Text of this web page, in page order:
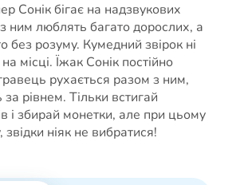
Сонік бігає на надзвукових
ним люблять багато дорослих, а
без розуму. Кумедний звірок ні
місці. Їжак Сонік постійно
рухається разом з ним,
рівнем. Тільки встигай
і збирай монетки, але при цьому
ніяк не вибратися!